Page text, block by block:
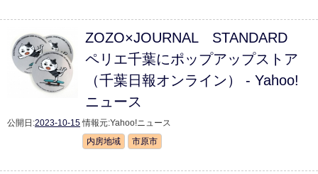
ZOZO×JOURNAL STANDARD
ペリエ千葉にポップアップストア
（千葉日報オンライン） - Yahoo!
ニュース
公開日:2023-10-15 情報元:Yahoo!ニュース
内房地域
市原市